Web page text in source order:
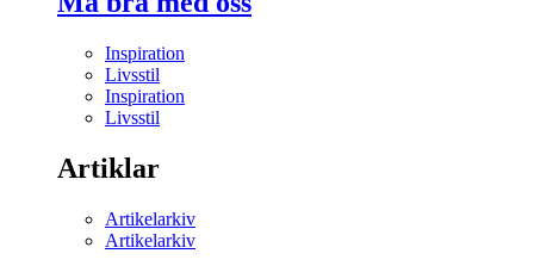
Inspiration
Livsstil
Inspiration
Livsstil
Artiklar
Artikelarkiv
Artikelarkiv